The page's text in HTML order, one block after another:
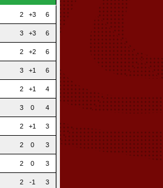
2 +3 6
3 +3 6
2 +2 6
3 +1 6
2 +1 4
3 0 4
2 +1 3
2 0 3
2 0 3
2 -1 3